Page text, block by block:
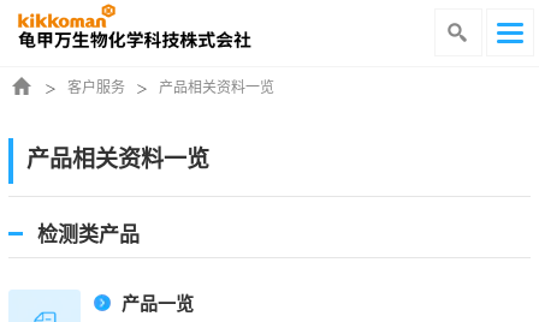
客户服务 产品相关资料一览
产品相关资料一览
检测类产品
产品一览